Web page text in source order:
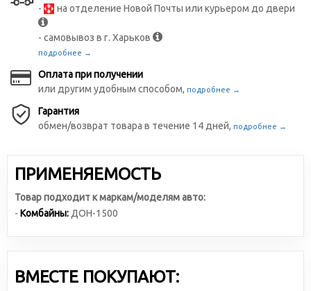
-
на отделение Новой Почты или курьером до двери
- самовывоз в г. Харьков
подробнее →
Оплата при получении
или другим удобным способом, подробнее →
Гарантия
обмен/возврат товара в течение 14 дней, подробнее →
ПРИМЕНЯЕМОСТЬ
Товар подходит к маркам/моделям авто:
- Комбайны: ДОН-1500
ВМЕСТЕ ПОКУПАЮТ: